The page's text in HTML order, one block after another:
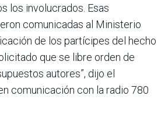
los involucrados. Esas
comunicadas al Ministerio
de los partícipes del hecho
que se libre orden de
autores”, dijo el
comunicación con la radio 780